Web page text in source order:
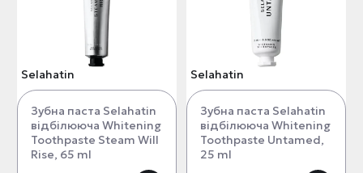
Selahatin
Зубна паста Selahatin
відбілююча Whitening
Toothpaste Steam Will
Rise, 65 ml
Selahatin
Зубна паста Selahatin
відбілююча Whitening
Toothpaste Untamed,
25 ml